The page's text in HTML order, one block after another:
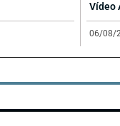
Vídeo
06/08/